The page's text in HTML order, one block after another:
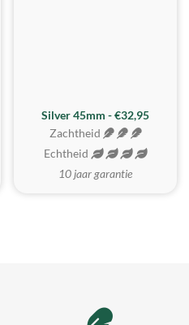
MEEST GEKOZEN
Silver 45mm - €32,95
Zachtheid
Echtheid
10 jaar garantie